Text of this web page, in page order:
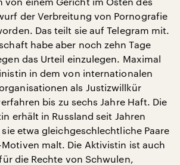
der Verbreitung von Pornografie
Das teilt sie auf Telegram mit.
habe aber noch zehn Tage
das Urteil einzulegen. Maximal
in dem von internationalen
als Justizwillkür
bis zu sechs Jahre Haft. Die
erhält in Russland seit Jahren
etwa gleichgeschlechtliche Paare
malt. Die Aktivistin ist auch
die Rechte von Schwulen,